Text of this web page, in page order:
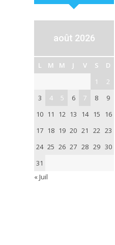
août 2026
L M M J V S
D
1
2
3
4 5 6 7 8
9
10 11 12 13 14 15
16
17 18 19 20 21 22 23
24 25 26 27 28 29 30
31
« Juil